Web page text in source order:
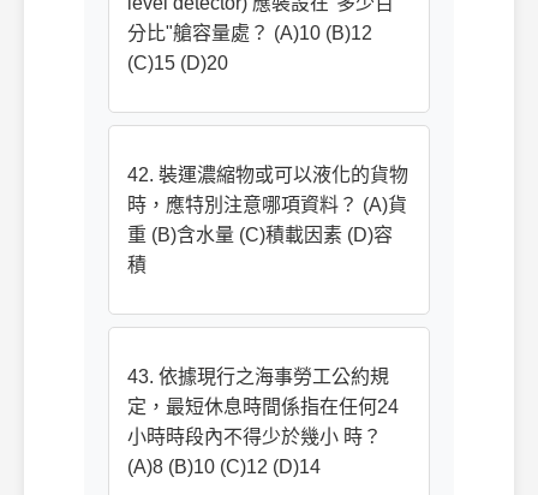
分比"艙容量處？ (A)10 (B)12
(C)15 (D)20
42. 裝運濃縮物或可以液化的貨物
時，應特別注意哪項資料？ (A)貨
重 (B)含水量 (C)積載因素 (D)容
積
43. 依據現行之海事勞工公約規
定，最短休息時間係指在任何24
小時時段內不得少於幾小 時？
(A)8 (B)10 (C)12 (D)14